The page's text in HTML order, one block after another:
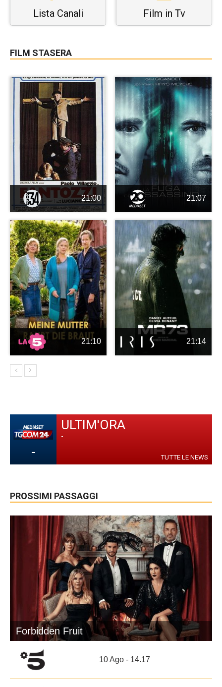
Lista Canali Film in Tv
FILM STASERA
21:00 21:07
21:10 21:14
-
ULTIM'ORA
-
TUTTE LE NEWS
PROSSIMI PASSAGGI
Forbidden Fruit
10 Ago - 14.17